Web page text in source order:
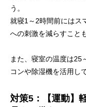
う。
就寝1～2時間前にはス
への刺激を減らすこと
また、寝室の温度は
コンや除湿機を活用し
対策5：【運動】